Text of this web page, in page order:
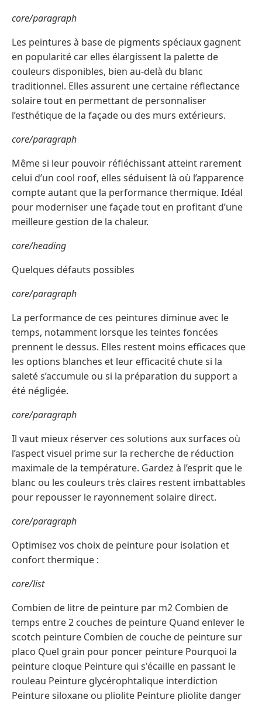
core/paragraph
Les peintures à base de pigments spéciaux gagnent
en popularité car elles élargissent la palette de
couleurs disponibles, bien au-delà du blanc
traditionnel. Elles assurent une certaine réflectance
solaire tout en permettant de personnaliser
l’esthétique de la façade ou des murs extérieurs.
core/paragraph
Même si leur pouvoir réfléchissant atteint rarement
celui d’un cool roof, elles séduisent là où l’apparence
compte autant que la performance thermique. Idéal
pour moderniser une façade tout en profitant d’une
meilleure gestion de la chaleur.
core/heading
Quelques défauts possibles
core/paragraph
La performance de ces peintures diminue avec le
temps, notamment lorsque les teintes foncées
prennent le dessus. Elles restent moins efficaces que
les options blanches et leur efficacité chute si la
saleté s’accumule ou si la préparation du support a
été négligée.
core/paragraph
Il vaut mieux réserver ces solutions aux surfaces où
l’aspect visuel prime sur la recherche de réduction
maximale de la température. Gardez à l’esprit que le
blanc ou les couleurs très claires restent imbattables
pour repousser le rayonnement solaire direct.
core/paragraph
Optimisez vos choix de peinture pour isolation et
confort thermique :
core/list
Combien de litre de peinture par m2 Combien de
temps entre 2 couches de peinture Quand enlever le
scotch peinture Combien de couche de peinture sur
placo Quel grain pour poncer peinture Pourquoi la
peinture cloque Peinture qui s'écaille en passant le
rouleau Peinture glycérophtalique interdiction
Peinture siloxane ou pliolite Peinture pliolite danger